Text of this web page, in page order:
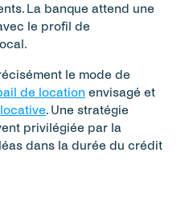
La banque attend une
le profil de
le mode de
de location envisagé et
. Une stratégie
privilégiée par la
dans la durée du crédit